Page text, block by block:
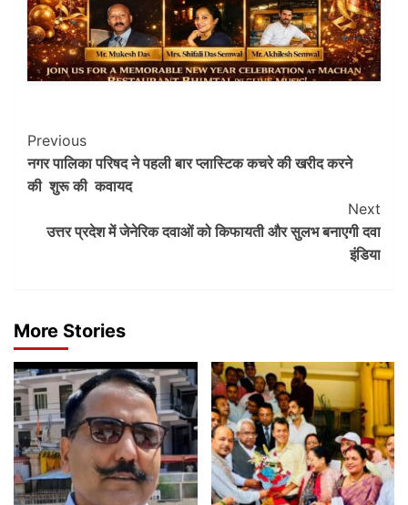
Post
Navigation
Previous
नगर पालिका परिषद ने पहली बार प्लास्टिक कचरे की खरीद करने
की शुरू की कवायद
Next
उत्तर प्रदेश में जेनेरिक दवाओं को किफायती और सुलभ बनाएगी दवा
इंडिया
More Stories